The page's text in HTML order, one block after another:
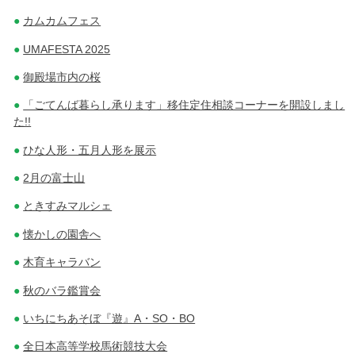
カムカムフェス
UMAFESTA 2025
御殿場市内の桜
「ごてんば暮らし承ります」移住定住相談コーナーを開設しまし
た!!
ひな人形・五月人形を展示
2月の富士山
ときすみマルシェ
懐かしの園舎へ
木育キャラバン
秋のバラ鑑賞会
いちにちあそぼ『遊』A・SO・BO
全日本高等学校馬術競技大会